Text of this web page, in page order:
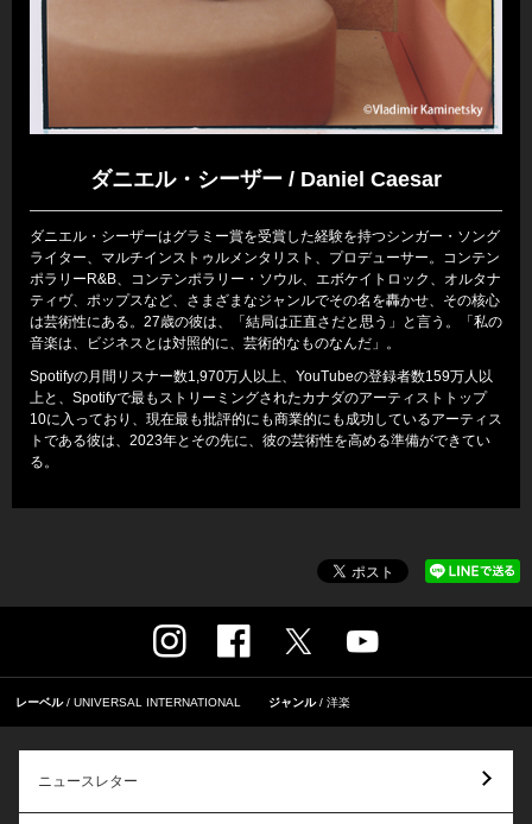
ダニエル・シーザー / Daniel Caesar
ダニエル・シーザーはグラミー賞を受賞した経験を持つシンガー・ソング
ライター、マルチインストゥルメンタリスト、プロデューサー。コンテン
ポラリーR&B、コンテンポラリー・ソウル、エボケイトロック、オルタナ
ティヴ、ポップスなど、さまざまなジャンルでその名を轟かせ、その核心
は芸術性にある。27歳の彼は、「結局は正直さだと思う」と言う。「私の
音楽は、ビジネスとは対照的に、芸術的なものなんだ」。
Spotifyの月間リスナー数1,970万人以上、YouTubeの登録者数159万人以
上と、Spotifyで最もストリーミングされたカナダのアーティストトップ
10に入っており、現在最も批評的にも商業的にも成功しているアーティス
トである彼は、2023年とその先に、彼の芸術性を高める準備ができてい
る。
レーベル UNIVERSAL INTERNATIONAL ジャンル 洋楽
ニュースレター